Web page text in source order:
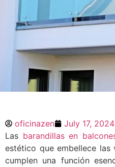
Saber sobre la
Mínima de
en Balcones
oficinazen
July 17, 2024
Las barandillas en
estético que embellece las
cumplen una función